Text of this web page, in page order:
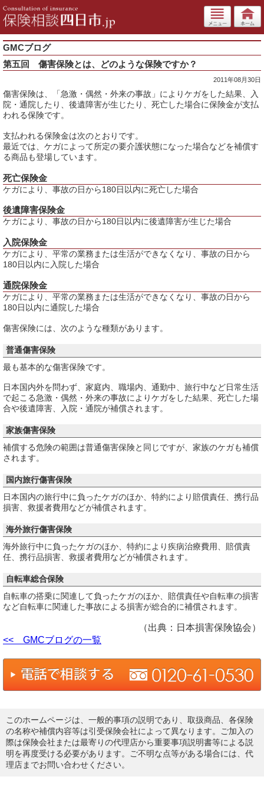
GMCブログ
第五回 傷害保険とは、どのような保険ですか？
2011年08月30日
傷害保険は、「急激・偶然・外来の事故」によりケガをした結果、入
院・通院したり、後遺障害が生じたり、死亡した場合に保険金が支払
われる保険です。
支払われる保険金は次のとおりです。
最近では、ケガによって所定の要介護状態になった場合などを補償す
る商品も登場しています。
死亡保険金
ケガにより、事故の日から180日以内に死亡した場合
後遺障害保険金
ケガにより、事故の日から180日以内に後遺障害が生じた場合
入院保険金
ケガにより、平常の業務または生活ができなくなり、事故の日から
180日以内に入院した場合
通院保険金
ケガにより、平常の業務または生活ができなくなり、事故の日から
180日以内に通院した場合
傷害保険には、次のような種類があります。
普通傷害保険
最も基本的な傷害保険です。
日本国内外を問わず、家庭内、職場内、通勤中、旅行中など日常生活
で起こる急激・偶然・外来の事故によりケガをした結果、死亡した場
合や後遺障害、入院・通院が補償されます。
家族傷害保険
補償する危険の範囲は普通傷害保険と同じですが、家族のケガも補償
されます。
国内旅行傷害保険
日本国内の旅行中に負ったケガのほか、特約により賠償責任、携行品
損害、救援者費用などが補償されます。
海外旅行傷害保険
海外旅行中に負ったケガのほか、特約により疾病治療費用、賠償責
任、携行品損害、救援者費用などが補償されます。
自転車総合保険
自転車の搭乗に関連して負ったケガのほか、賠償責任や自転車の損害
など自転車に関連した事故による損害が総合的に補償されます。
（出典：日本損害保険協会）
<< GMCブログの一覧
このホームページは、一般的事項の説明であり、取扱商品、各保険
の名称や補償内容等は引受保険会社によって異なります。ご加入の
際は保険会社または最寄りの代理店から重要事項説明書等による説
明を再度受ける必要があります。ご不明な点等がある場合には、代
理店までお問い合わせください。